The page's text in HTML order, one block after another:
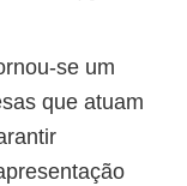
se um
que atuam